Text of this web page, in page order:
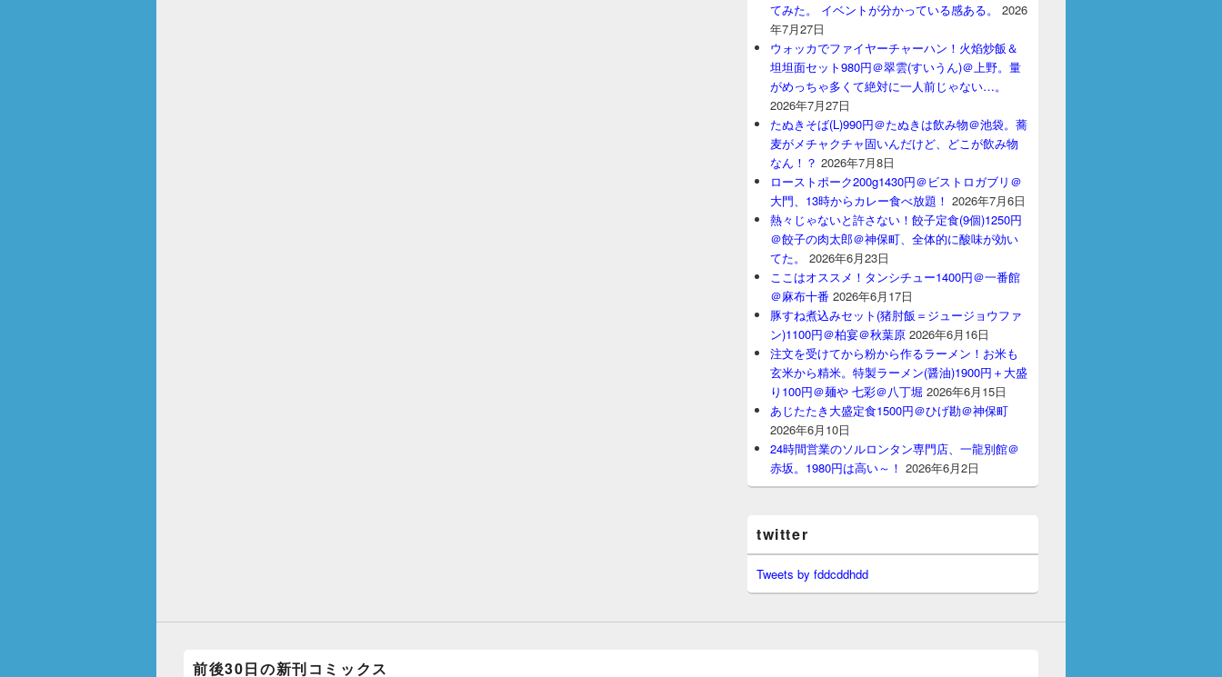
てみた。 イベントが分かっている感ある。
2026
年7月27日
ウォッカでファイヤーチャーハン！火焰炒飯＆
坦坦面セット980円＠翠雲(すいうん)＠上野。量
がめっちゃ多くて絶対に一人前じゃない…。
2026年7月27日
たぬきそば(L)990円＠たぬきは飲み物＠池袋。蕎
麦がメチャクチャ固いんだけど、どこが飲み物
なん！？ 2026年7月8日
ローストポーク200g1430円＠ビストロガブリ＠
大門、13時からカレー食べ放題！ 2026年7月6日
熱々じゃないと許さない！餃子定食(9個)1250円
＠餃子の肉太郎＠神保町、全体的に酸味が効い
てた。
2026年6月23日
ここはオススメ！タンシチュー1400円＠一番館
＠麻布十番 2026年6月17日
豚すね煮込みセット(猪肘飯＝ジュージョウファ
ン)1100円＠柏宴＠秋葉原 2026年6月16日
注文を受けてから粉から作るラーメン！お米も
玄米から精米。特製ラーメン(醤油)1900円＋大盛
り100円＠麺や 七彩＠八丁堀 2026年6月15日
あじたたき大盛定食1500円＠ひげ勘＠神保町
2026年6月10日
24時間営業のソルロンタン専門店、一龍別館＠
赤坂。1980円は高い～！ 2026年6月2日
twitter
Tweets by fddcddhdd
前後30日の新刊コミックス